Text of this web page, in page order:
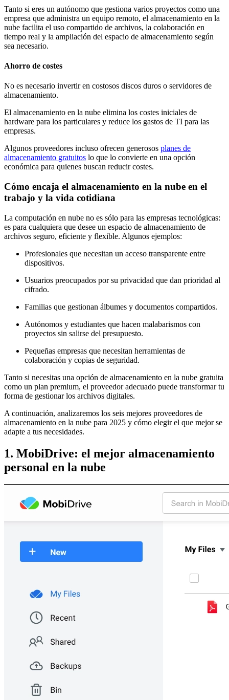
Tanto si eres un autónomo que gestiona varios proyectos como una
empresa que administra un equipo remoto, el almacenamiento en la
nube facilita el uso compartido de archivos, la colaboración en
tiempo real y la ampliación del espacio de almacenamiento según
sea necesario.
Ahorro de costes
No es necesario invertir en costosos discos duros o servidores de
almacenamiento.
El almacenamiento en la nube elimina los costes iniciales de
hardware para los particulares y reduce los gastos de TI para las
empresas.
Algunos proveedores incluso ofrecen generosos planes de
almacenamiento gratuitos lo que lo convierte en una opción
económica para quienes buscan reducir costes.
Cómo encaja el almacenamiento en la nube en el
trabajo y la vida cotidiana
La computación en nube no es sólo para las empresas tecnológicas:
es para cualquiera que desee un espacio de almacenamiento de
archivos seguro, eficiente y flexible. Algunos ejemplos:
Profesionales que necesitan un acceso transparente entre
dispositivos.
Usuarios preocupados por su privacidad que dan prioridad al
cifrado.
Familias que gestionan álbumes y documentos compartidos.
Autónomos y estudiantes que hacen malabarismos con
proyectos sin salirse del presupuesto.
Pequeñas empresas que necesitan herramientas de
colaboración y copias de seguridad.
Tanto si necesitas una opción de almacenamiento en la nube gratuita
como un plan premium, el proveedor adecuado puede transformar tu
forma de gestionar los archivos digitales.
A continuación, analizaremos los seis mejores proveedores de
almacenamiento en la nube para 2025 y cómo elegir el que mejor se
adapte a tus necesidades.
1. MobiDrive: el mejor almacenamiento
personal en la nube